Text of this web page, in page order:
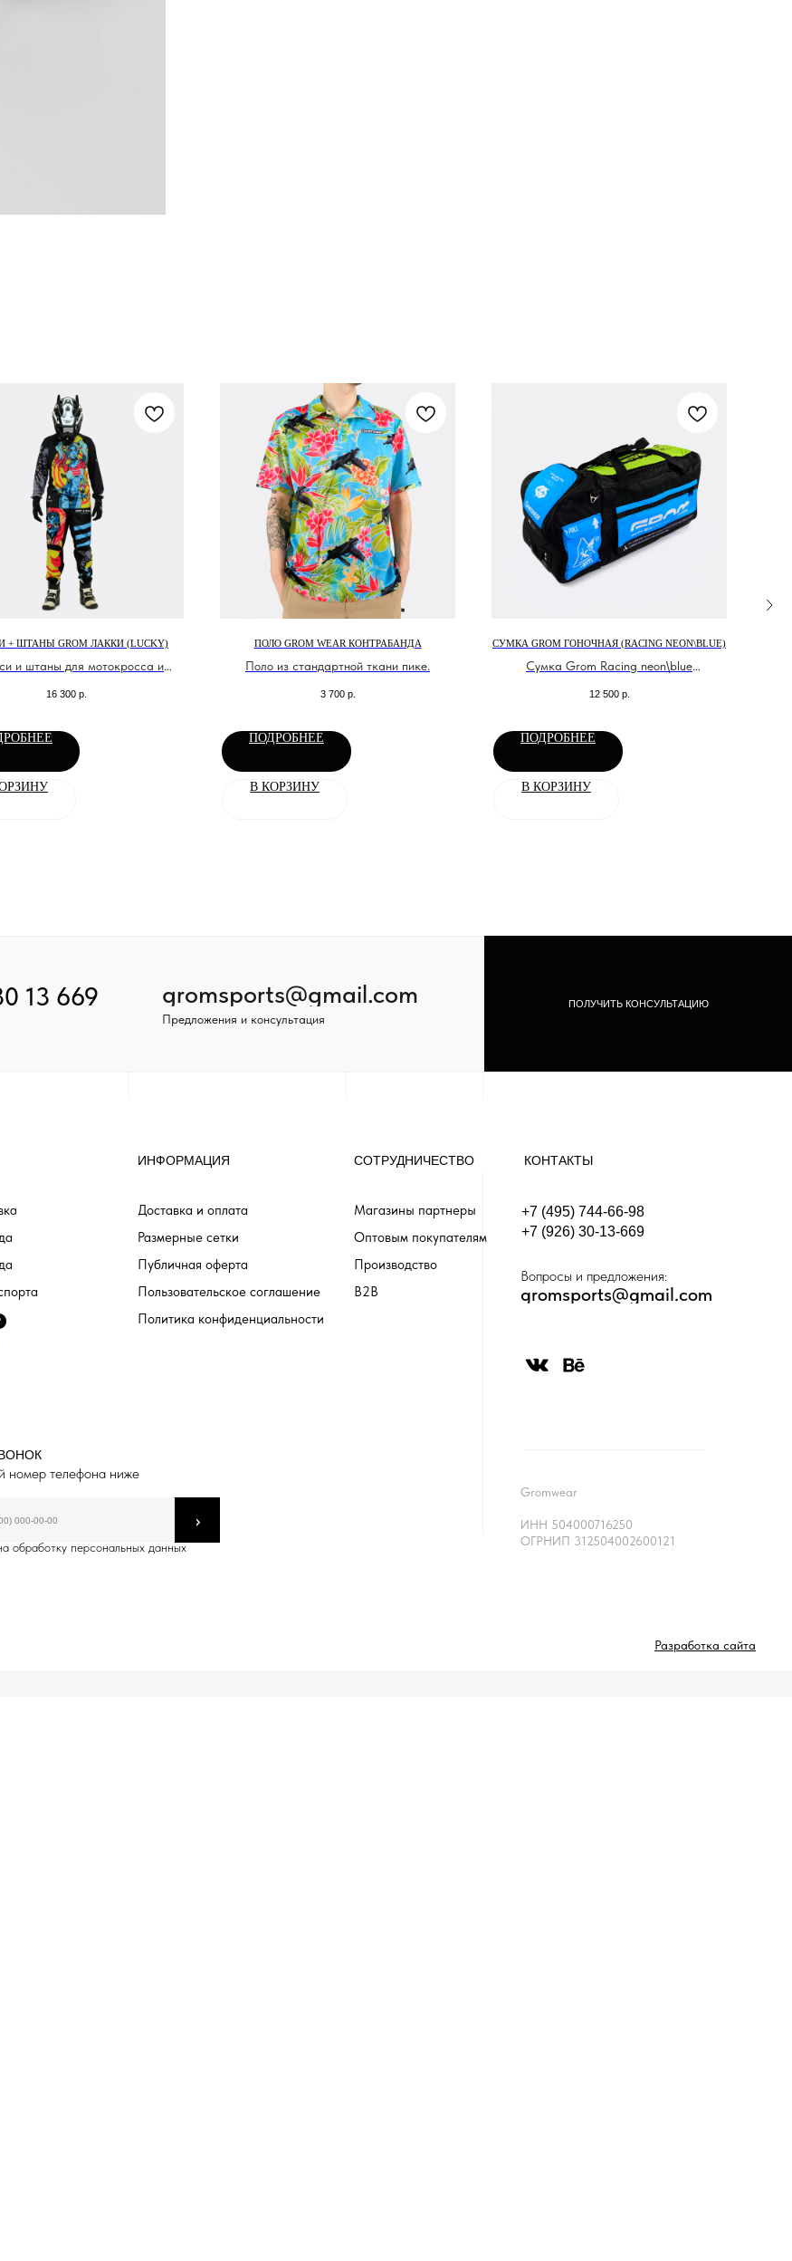
+ ШТАНЫ GROM ЛАККИ (LUCKY)
и штаны для мотокросса и
16 300 р.
ПОЛО GROM WEAR КОНТРАБАНДА
Поло из стандартной ткани пике.
3 700 р.
ПОДРОБНЕЕ
В КОРЗИНУ
СУМКА GROM ГОНОЧНАЯ (RACING NEON\BLUE)
Сумка Grom Racing neon\blue
экипировки в яркой расцветке
12 500 р.
ПОДРОБНЕЕ
В КОРЗИНУ
gromsports@gmail.com
Предложения и консультация
ПОЛУЧИТЬ КОНСУЛЬТАЦИЮ
13 669
ИНФОРМАЦИЯ
Доставка и оплата
Производство
Размерные сетки
Публичная оферта
Пользовательское соглашение
СОТРУДНИЧЕСТВО
Магазины партнеры
Оптовым покупателям
КОНТАКТЫ
+7 (495) 744-66-98
+7 (926) 30-13-669
gromsports@gmail.com
Gromwear
ИНН 504000716250
ОГРНИП 312504002600121
Разработка сайта
Вопросы и предложения:
номер телефона ниже
обработку персональных данных
›
Политика конфиденциальности
B2B